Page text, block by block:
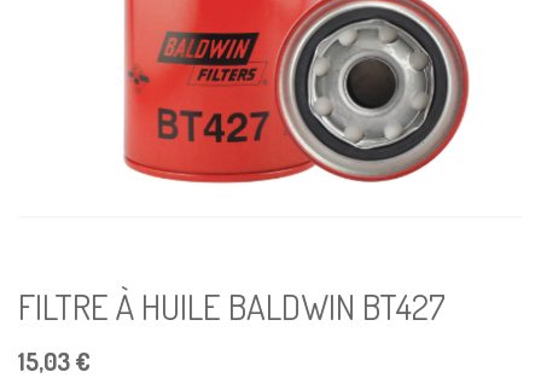
FILTRE À HUILE BALDWIN BT427
15,03€